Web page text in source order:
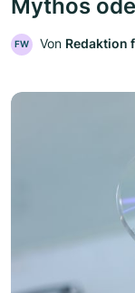
Mythos
FW Von Redaktion